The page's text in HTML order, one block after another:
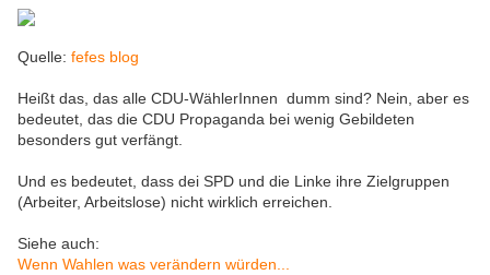
Quelle: fefes blog
Heißt das, das alle CDU-WählerInnen dumm sind? Nein, aber es
bedeutet, das die CDU Propaganda bei wenig Gebildeten
besonders gut verfängt.
Und es bedeutet, dass dei SPD und die Linke ihre Zielgruppen
(Arbeiter, Arbeitslose) nicht wirklich erreichen.
Siehe auch:
Wenn Wahlen was verändern würden...